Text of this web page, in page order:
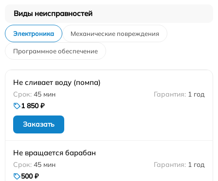
Виды неисправностей
Электроника Механические повреждения
Программное обеспечение
Не сливает воду (помпа)
45 мин
1 год
1 850 ₽
Заказать
Не вращается барабан
45 мин
1 год
500 ₽